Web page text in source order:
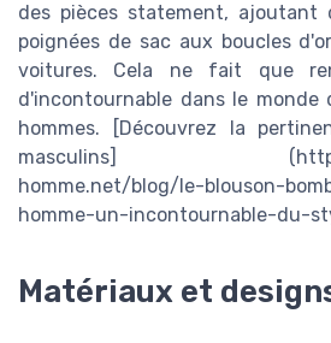
des pièces statement,
poignées de sac aux boucles
voitures. Cela ne fait que
d'incontournable dans le monde
hommes. [Découvrez la
masculins] (https://
homme.net/blog/le-blouson-
homme-un-incontournable-du-
Matériaux et